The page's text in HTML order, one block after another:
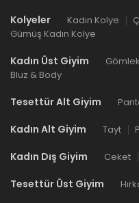
Kolyeler Kadın Kolye
Gümüş Kadın Kolye
Kadın Üst Giyim Gömlek
Bluz & Body
Tesettür Alt Giyim
Kadın Alt Giyim Tayt
Kadın Dış Giyim Ceket
Tesettür Üst Giyim